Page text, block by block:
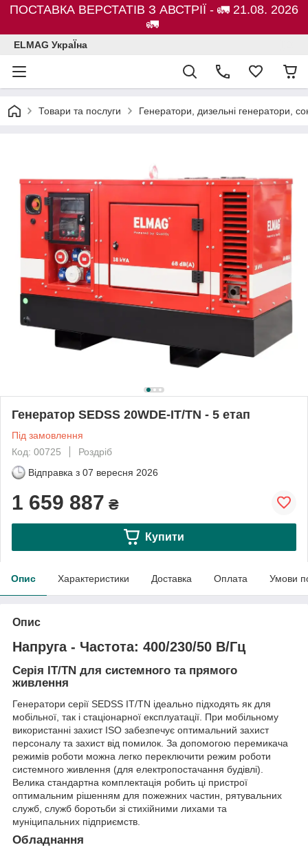
ПОСТАВКА ВЕРСТАТІВ З АВСТРІЇ - 🚛 21.08. 2026
🚛
ELMAG УкраЇна
Товари та послуги Генератори, дизельні генератори,
Генератор SEDSS 20WDE-IT/TN - 5 етап
Під замовлення
Код: 00725
Роздріб
Відправка з 07 вересня 2026
1 659 887 ₴
Купити
Опис Характеристики Доставка Оплата Умови
Опис
Напруга - Частота: 400/230/50 В/Гц
Серія IT/TN для системного та прямого
живлення
Генератори серії SEDSS IT/TN ідеально підходять як для
мобільної, так і стаціонарної експлуатації. При мобільному
використанні захист ISO забезпечує оптимальний захист
персоналу та захист від помилок. За допомогою перемикача
режимів роботи можна легко переключити режим роботи
системного живлення (для електропостачання будівлі).
Велика стандартна комплектація робить ці пристрої
оптимальним рішенням для пожежних частин, рятувальних
служб, служб боротьби зі стихійними лихами та
муніципальних підприємств.
Обладнання